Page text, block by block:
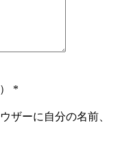
*
ザーに自分の名前、